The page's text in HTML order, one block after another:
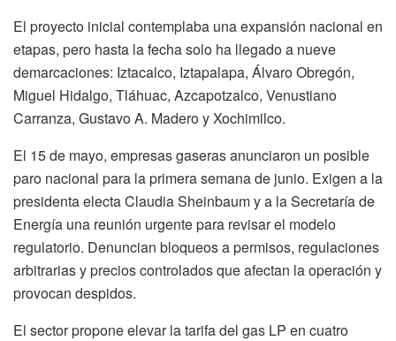
El proyecto inicial contemplaba una expansión nacional en
etapas, pero hasta la fecha solo ha llegado a nueve
demarcaciones: Iztacalco, Iztapalapa, Álvaro Obregón,
Miguel Hidalgo, Tláhuac, Azcapotzalco, Venustiano
Carranza, Gustavo A. Madero y Xochimilco.
El 15 de mayo, empresas gaseras anunciaron un posible
paro nacional para la primera semana de junio. Exigen a la
presidenta electa Claudia Sheinbaum y a la Secretaría de
Energía una reunión urgente para revisar el modelo
regulatorio. Denuncian bloqueos a permisos, regulaciones
arbitrarias y precios controlados que afectan la operación y
provocan despidos.
El sector propone elevar la tarifa del gas LP en cuatro